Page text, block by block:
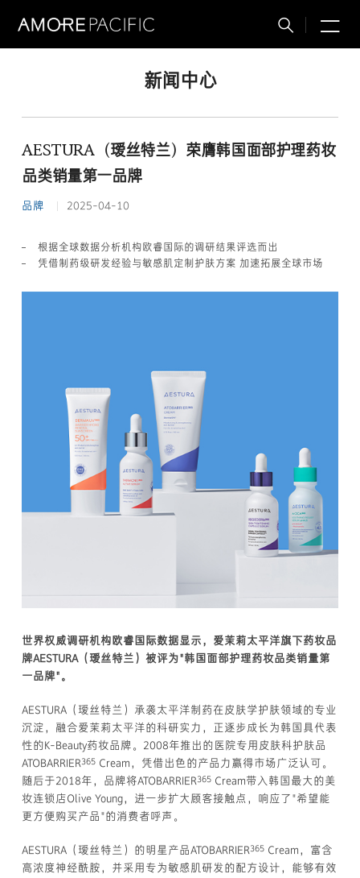
搜
索
新闻中心
AESTURA（瑷丝特兰）荣膺韩国面部护理药妆
品类销量第一品牌
品牌 2025-04-10
根据全球数据分析机构欧睿国际的调研结果评选而出
凭借制药级研发经验与敏感肌定制护肤方案 加速拓展全球市场
世界权威调研机构欧睿国际数据显示，爱茉莉太平洋旗下药妆品
牌AESTURA（瑷丝特兰）被评为"韩国面部护理药妆品类销量第
一品牌"。
AESTURA（瑷丝特兰）承袭太平洋制药在皮肤学护肤领域的专业
沉淀，融合爱茉莉太平洋的科研实力，正逐步成长为韩国具代表
性的K-Beauty药妆品牌。2008年推出的医院专用皮肤科护肤品
ATOBARRIER365 Cream，凭借出色的产品力赢得市场广泛认可。
随后于2018年，品牌将ATOBARRIER365 Cream带入韩国最大的美
妆连锁店Olive Young，进一步扩大顾客接触点，响应了"希望能
更方便购买产品"的消费者呼声。
AESTURA（瑷丝特兰）的明星产品ATOBARRIER365 Cream，富含
高浓度神经酰胺，并采用专为敏感肌研发的配方设计，能够有效